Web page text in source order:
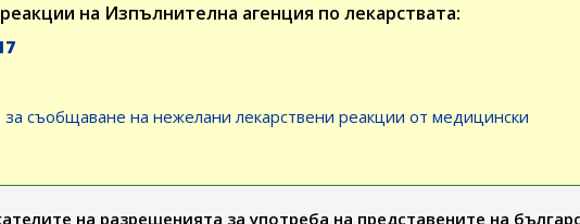
на Изпълнителна агенция по лекарствата:
съобщаване на нежелани лекарствени реакции от медицински
на разрешенията за употреба на представените на